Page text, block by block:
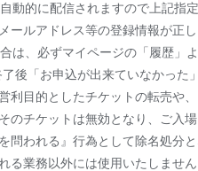
動的に配信されますので上記
ールアドレス等の登録情報が正
は、必ずマイページの「履歴」
後「お申込が出来ていなかった
利目的としたチケットの転売や
のチケットは無効となり、ご入
問われる』行為として除名処分
る業務以外には使用いたしません